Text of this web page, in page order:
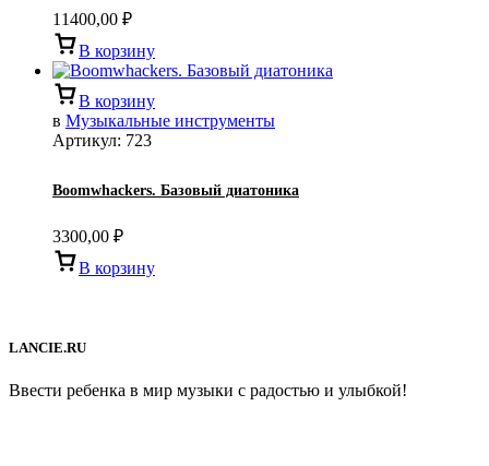
11400,00 ₽
В корзину
В корзину
в Музыкальные инструменты
Артикул: 723
Boomwhackers. Базовый диатоника
3300,00 ₽
В корзину
LANCIE.RU
Ввести ребенка в мир музыки с радостью и улыбкой!